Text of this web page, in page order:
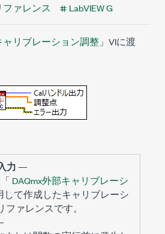
ファレンス LabVIEW G
ャリブレーション調整 」VIに渡
力 —
DAQmx外部キャリブレーシ
して作成したキャリブレーシ
ァレンスです。